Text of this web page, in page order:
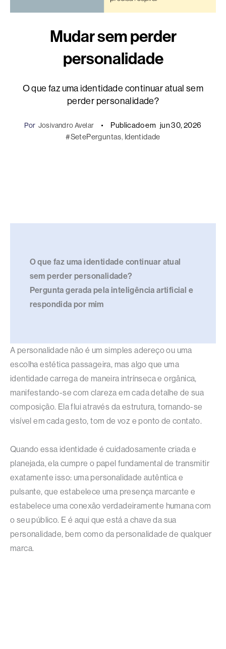
Mudar sem perder
personalidade
O que faz uma identidade continuar atual sem
perder personalidade?
Por Josivandro Avelar Publicado em jun 30, 2026
#SetePerguntas, Identidade
O que faz uma identidade continuar atual
sem perder personalidade?
Pergunta gerada pela inteligência artificial e
respondida por mim
A personalidade não é um simples adereço ou uma
escolha estética passageira, mas algo que uma
identidade carrega de maneira intrínseca e orgânica,
manifestando-se com clareza em cada detalhe de sua
composição. Ela flui através da estrutura, tornando-se
visível em cada gesto, tom de voz e ponto de contato.
Quando essa identidade é cuidadosamente criada e
planejada, ela cumpre o papel fundamental de transmitir
exatamente isso: uma personalidade autêntica e
pulsante, que estabelece uma presença marcante e
estabelece uma conexão verdadeiramente humana com
o seu público. E é aqui que está a chave da sua
personalidade, bem como da personalidade de qualquer
marca.